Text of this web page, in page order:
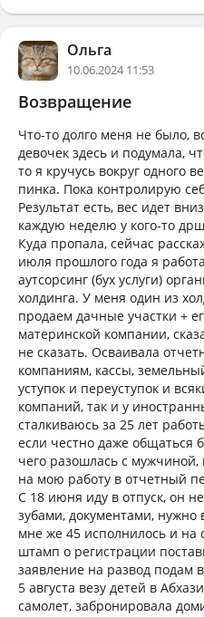
Ольга
10.06.2024 11:53
Возвращение
Что-то долго меня не было,
девочек здесь и подумала,
то я кручусь вокруг одного
пинка. Пока контролирую
Результат есть, вес идет
каждую неделю у кого-то
Куда пропала, сейчас
июля прошлого года я
аутсорсинг (бух услуги)
холдинга. У меня один из
продаем дачные участки +
материнской компании,
не сказать. Осваивала
компаниям, кассы,
уступок и переуступок и
компаний, так и у
сталкиваюсь за 25 лет
если честно даже общаться
чего разошлась с
на мою работу в отчетный
С 18 июня иду в отпуск, он
зубами, документами, нужно
мне же 45 исполнилось и на
штамп о регистрации
заявление на развод подам
5 августа везу детей в
самолет, забронировала